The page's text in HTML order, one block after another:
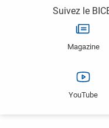
Suivez le
Magazine
YouTube